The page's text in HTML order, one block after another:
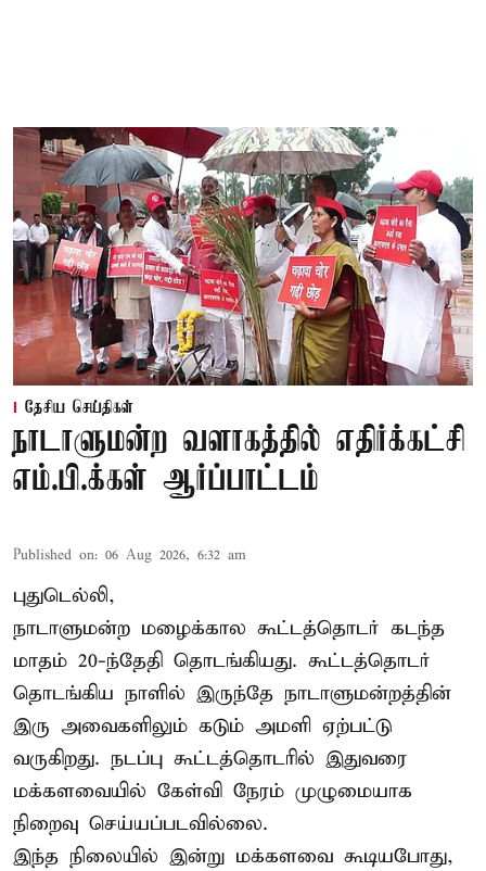
தேசிய செய்திகள்
நாடாளுமன்ற வளாகத்தில் எதிர்க்கட்சி
எம்.பி.க்கள் ஆர்ப்பாட்டம்
Published on: 06 Aug 2026, 6:32 am
புதுடெல்லி,
நாடாளுமன்ற மழைக்கால கூட்டத்தொடர் கடந்த
மாதம் 20-ந்தேதி தொடங்கியது. கூட்டத்தொடர்
தொடங்கிய நாளில் இருந்தே நாடாளுமன்றத்தின்
இரு அவைகளிலும் கடும் அமளி ஏற்பட்டு
வருகிறது. நடப்பு கூட்டத்தொடரில் இதுவரை
மக்களவையில் கேள்வி நேரம் முழுமையாக
நிறைவு செய்யப்படவில்லை.
இந்த நிலையில் இன்று மக்களவை கூடியபோது,